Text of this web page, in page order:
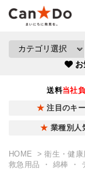
送料当社
注目のキ
業種別人
HOME
衛生・健康
救急用品 ・ 綿棒 ・